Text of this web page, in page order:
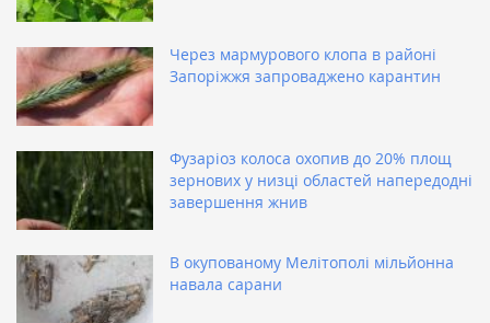
Через мармурового клопа в районі
Запоріжжя запроваджено карантин
Фузаріоз колоса охопив до 20% площ
зернових у низці областей напередодні
завершення жнив
В окупованому Мелітополі мільйонна
навала сарани